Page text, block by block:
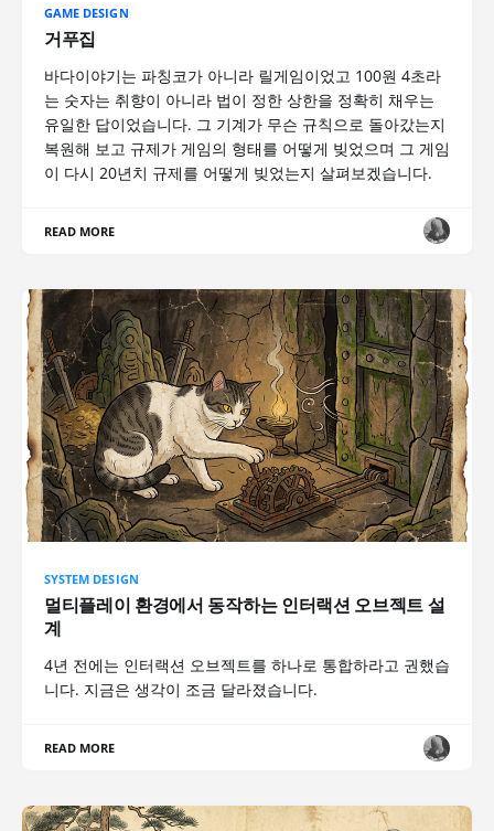
GAME DESIGN
거푸집
바다이야기는 파칭코가 아니라 릴게임이었고 100원 4초라
는 숫자는 취향이 아니라 법이 정한 상한을 정확히 채우는
유일한 답이었습니다. 그 기계가 무슨 규칙으로 돌아갔는지
복원해 보고 규제가 게임의 형태를 어떻게 빚었으며 그 게임
이 다시 20년치 규제를 어떻게 빚었는지 살펴보겠습니다.
READ MORE
SYSTEM DESIGN
멀티플레이 환경에서 동작하는 인터랙션 오브젝트 설
계
4년 전에는 인터랙션 오브젝트를 하나로 통합하라고 권했습
니다. 지금은 생각이 조금 달라졌습니다.
READ MORE